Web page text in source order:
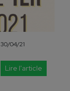
30/04/21
Lire l'article